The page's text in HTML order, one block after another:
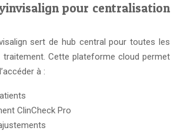
pour centralisation
sert de hub central pour toutes les
traitement. Cette plateforme cloud permet
à :
ClinCheck Pro